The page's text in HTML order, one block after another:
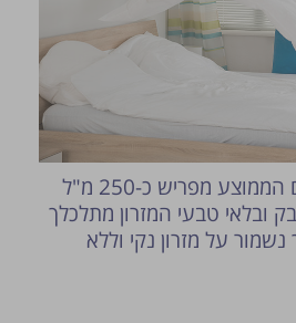
במהלך הלילה האדם הממוצע מפריש כ-250 מ"ל
ובלאי טבעי המזרון מתלכלך
על מזרון נקי וללא
מנהל האתר.